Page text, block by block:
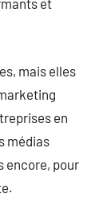
et
mais elles
en
médias
encore, pour